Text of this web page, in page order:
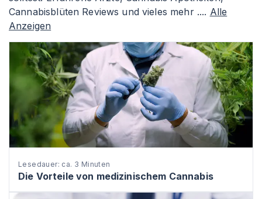
Cannabisblüten Reviews und vieles mehr .... Alle
Anzeigen
Lesedauer: ca. 3 Minuten
Die Vorteile von medizinischem Cannabis